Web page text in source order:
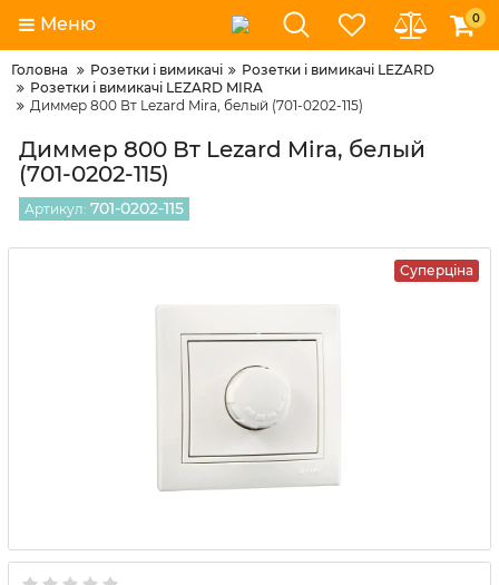
Меню 0
Головна Розетки і вимикачі
Розетки і вимикачі LEZARD
Розетки і вимикачі LEZARD MIRA
Диммер 800 Вт Lezard Mira, белый (701-0202-115)
Диммер 800 Вт Lezard Mira, белый
(701-0202-115)
Артикул: 701-0202-115
Суперціна